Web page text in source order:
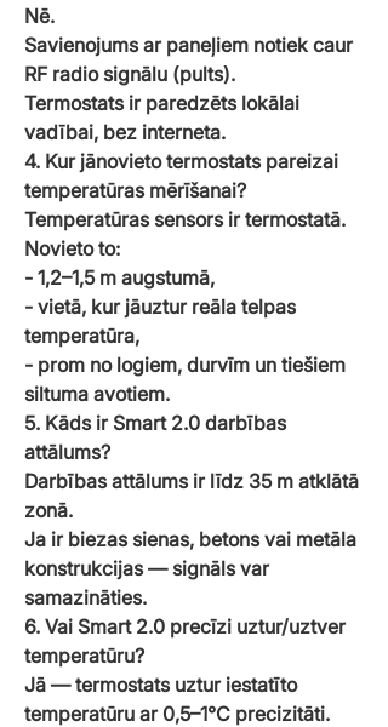
Nē.
Savienojums ar paneļiem notiek caur
RF radio signālu (pults).
Termostats ir paredzēts lokālai
vadībai, bez interneta.
4. Kur jānovieto termostats pareizai
temperatūras mērīšanai?
Temperatūras sensors ir termostatā.
Novieto to:
- 1,2–1,5 m augstumā,
- vietā, kur jāuztur reāla telpas
temperatūra,
- prom no logiem, durvīm un tiešiem
siltuma avotiem.
5. Kāds ir Smart 2.0 darbības
attālums?
Darbības attālums ir līdz 35 m atklātā
zonā.
Ja ir biezas sienas, betons vai metāla
konstrukcijas — signāls var
samazināties.
6. Vai Smart 2.0 precīzi uztur/uztver
temperatūru?
Jā — termostats uztur iestatīto
temperatūru ar 0,5–1°C precizitāti.